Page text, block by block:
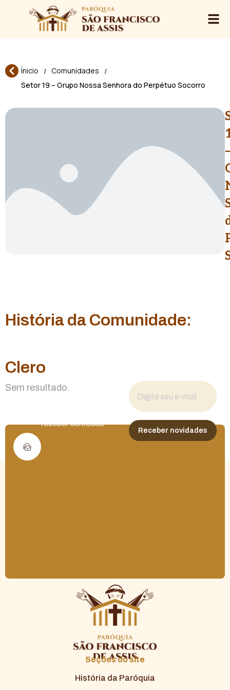
Ínicio / Comunidades
/
Setor 19 – Grupo Nossa Senhora do Perpétuo Socorro
História da Comunidade:
Clero
Sem resultado.
receber conteúdo
Seções do site
História da Paróquia